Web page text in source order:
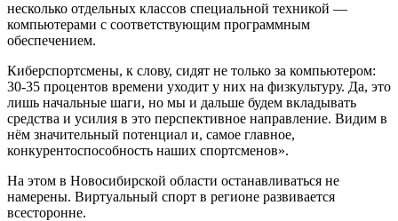
несколько отдельных классов специальной техникой ―
компьютерами с соответствующим программным
обеспечением.
Киберспортсмены, к слову, сидят не только за компьютером:
30-35 процентов времени уходит у них на физкультуру. Да, это
лишь начальные шаги, но мы и дальше будем вкладывать
средства и усилия в это перспективное направление. Видим в
нём значительный потенциал и, самое главное,
конкурентоспособность наших спортсменов».
На этом в Новосибирской области останавливаться не
намерены. Виртуальный спорт в регионе развивается
всесторонне.